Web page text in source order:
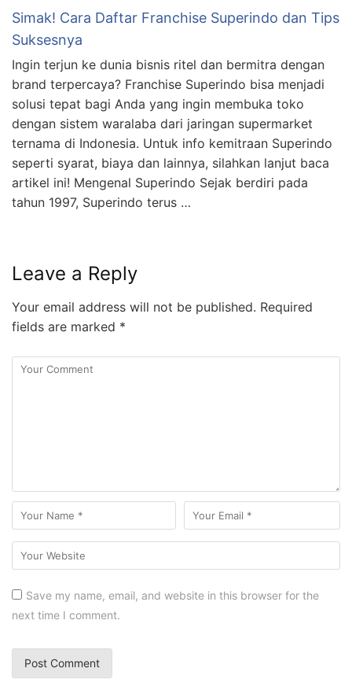
Simak! Cara Daftar Franchise Superindo dan Tips
Suksesnya
Ingin terjun ke dunia bisnis ritel dan bermitra dengan
brand terpercaya? Franchise Superindo bisa menjadi
solusi tepat bagi Anda yang ingin membuka toko
dengan sistem waralaba dari jaringan supermarket
ternama di Indonesia. Untuk info kemitraan Superindo
seperti syarat, biaya dan lainnya, silahkan lanjut baca
artikel ini! Mengenal Superindo Sejak berdiri pada
tahun 1997, Superindo terus …
Leave a Reply
Your email address will not be published. Required
fields are marked *
Save my name, email, and website in this browser for the
next time I comment.